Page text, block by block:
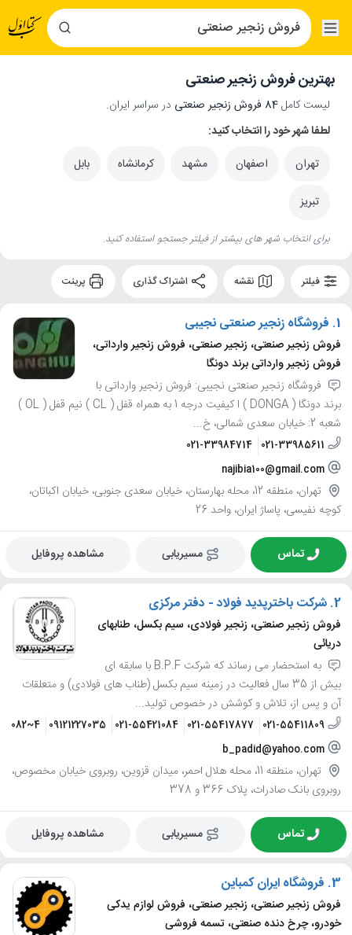
بهترین فروش زنجیر صنعتی
لیست کامل84 فروش زنجیر صنعتی
در سراسر ایران.
لطفا شهر خود را انتخاب کنید:
تهران
اصفهان مشهد کرمانشاه بابل
تبریز
برای انتخاب شهر های بیشتر از فیلتر جستجو استفاده کنید.
فیلتر نقشه
1. فروشگاه زنجیر صنعتی نجیبی
فروش زنجیر صنعتی، زنجیر صنعتی، فروش زنجیر وارداتی،
فروش زنجیر وارداتی برند دونگا
فروشگاه زنجیر صنعتی نجیبی: فروش زنجیر وارداتی با
برند دونگا ( DONGA ) ا کیفیت درجه 1 به همراه قفل ( CL ) نیم قفل ( OL )
شعبه 2: خیابان سعدی شمالی، خ...
021-33985611
021-33984714
najibia100@gmail.com
تهران، منطقه 12، محله بهارستان، خیابان سعدی جنوبی، خیابان اکباتان،
کوچه نفیسی، پاساژ ایران، واحد 26
تماس مسیریابی مشاهده پروفایل
2. شرکت باخترپدید فولاد - دفتر مرکزی
فروش زنجیر صنعتی، زنجیر فولادی، سیم بکسل، طنابهای
دریائی
به استحضار می رساند که شرکت B.P.F با سابقه ای
بیش از 35 سال فعالیت در زمینه سیم بکسل (طناب های فولادی) و متعلقات
آن و پس از، تلاش و کوشش در خصوص تولید...
021-55411809
021-55417877
021-55421084
09121227035
b_padid@yahoo.com
تهران، منطقه 11، محله هلال احمر، میدان قزوین، روبروی خیابان مخصوص،
روبروی بانک صادرات، پلاک 366 و 378
تماس مسیریابی مشاهده پروفایل
3. فروشگاه ایران کمباین
فروش زنجیر صنعتی، زنجیر صنعتی، فروش لوازم یدکی
خودرو، چرخ دنده صنعتی، تسمه فروشی